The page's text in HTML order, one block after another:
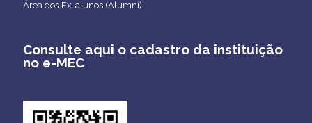
Área dos Ex-alunos (Alumni)
Consulte aqui o cadastro da instituição
no e-MEC